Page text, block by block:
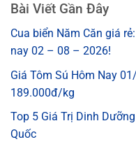
Bài Viết Gần Đây
Cua biển Năm Căn giá
nay 02 – 08 – 2026!
Giá Tôm Sú Hôm Nay
189.000đ/kg
Top 5 Giá Trị Dinh
Quốc